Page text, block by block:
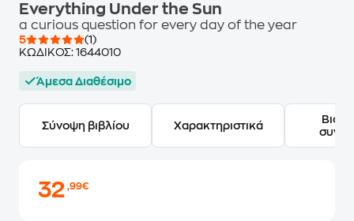
Everything Under the Sun
a curious question for every day of the year
5
(1)
ΚΩΔΙΚΟΣ: 1644010
Άμεσα Διαθέσιμο
Σύνοψη βιβλίου Χαρακτηριστικά
32,99€